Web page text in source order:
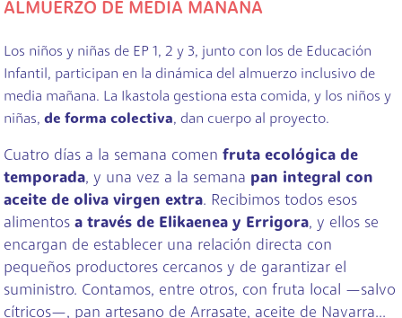
ALMUERZO DE MEDIA MAÑANA
Los niños y niñas de EP 1, 2 y 3, junto con los de Educación
Infantil, participan en la dinámica del almuerzo inclusivo de
media mañana. La Ikastola gestiona esta comida, y los niños y
niñas, de forma colectiva, dan cuerpo al proyecto.
Cuatro días a la semana comen fruta ecológica de
temporada, y una vez a la semana pan integral con
aceite de oliva virgen extra. Recibimos todos esos
alimentos a través de Elikaenea y Errigora, y ellos se
encargan de establecer una relación directa con
pequeños productores cercanos y de garantizar el
suministro. Contamos, entre otros, con fruta local —salvo
cítricos—, pan artesano de Arrasate, aceite de Navarra...